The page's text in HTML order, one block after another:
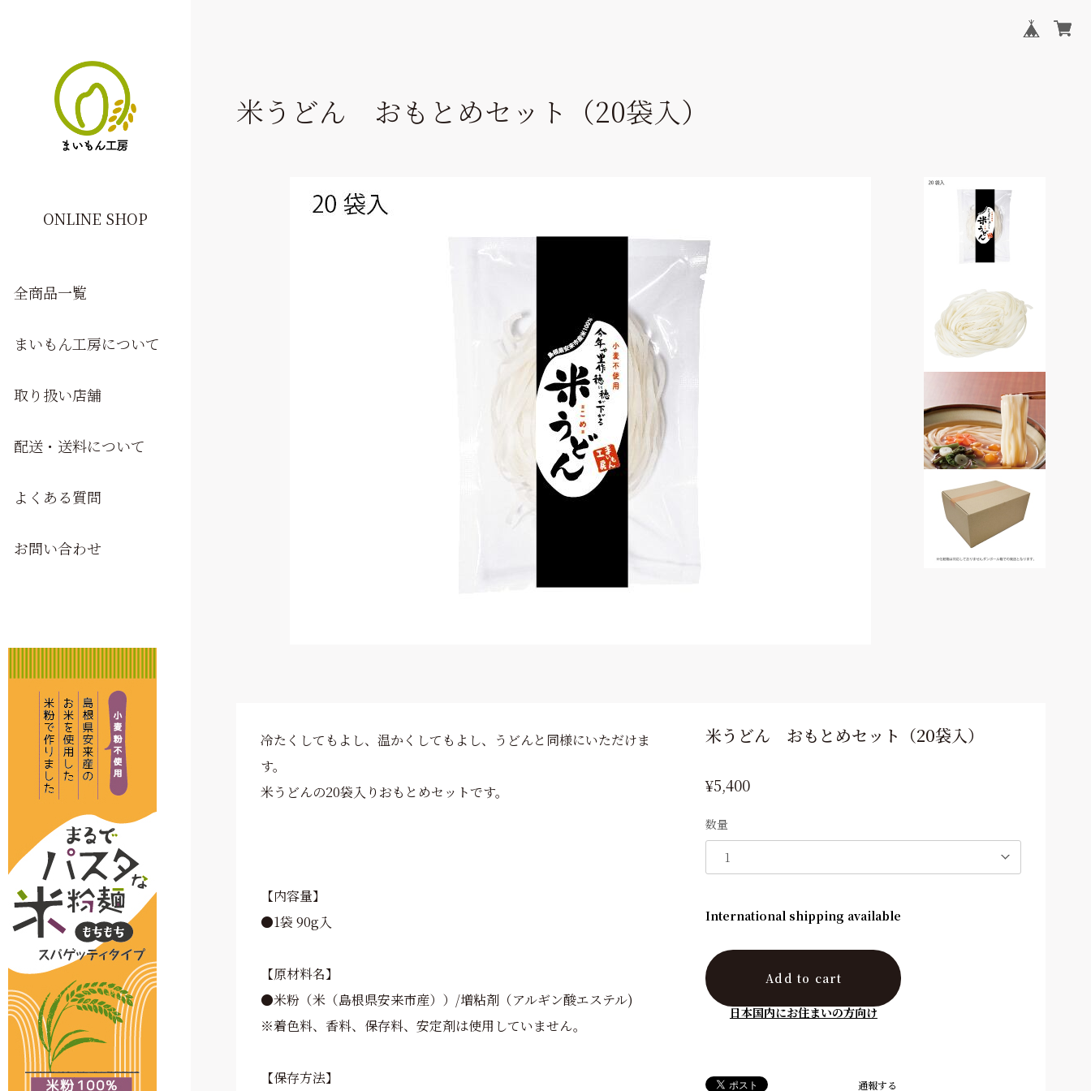
ONLINE SHOP
全商品一覧
まいもん工房について
取り扱い店舗
配送・送料について
よくある質問
お問い合わせ
米うどん おもとめセット（20袋入）
冷たくしてもよし、温かくしてもよし、うどんと同様にいただけま
す。
米うどんの20袋入りおもとめセットです。
【内容量】
●1袋 90g入
【原材料名】
●米粉（米（島根県安来市産））/増粘剤（アルギン酸エステル)
※着色料、香料、保存料、安定剤は使用していません。
【保存方法】
米うどん おもとめセット（20袋入）
¥5,400
数量
International shipping available
Add to cart
日本国内にお住まいの方向け
通報する